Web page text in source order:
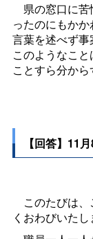
県の窓口に苦
ったのにもか
言葉を述べず
このようなこ
ことすら分から
【回答】11
このたびは、
くおわびいたし